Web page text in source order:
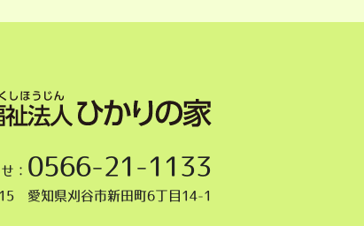
： 0566-21-1133
愛知県刈谷市新田町6丁目14-1